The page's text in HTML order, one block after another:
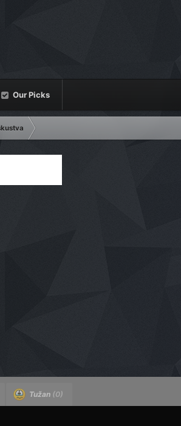
Our Picks
Tužan (0)